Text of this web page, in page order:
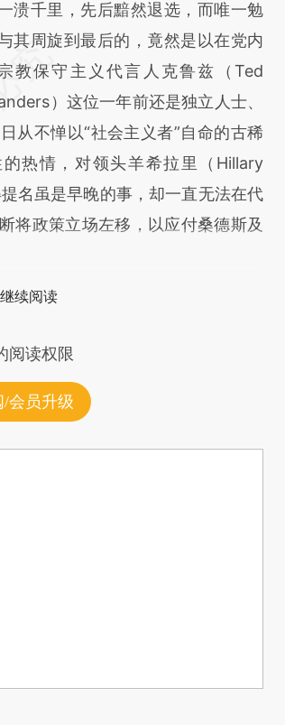
溃千里，先后黯然退选，而唯一勉
其周旋到最后的，竟然是以在党内
教保守主义代言人克鲁兹（Ted
）这位一年前还是独立人士、
从不惮以“社会主义者”自命的古稀
热情，对领头羊希拉里（Hillary
名虽是早晚的事，却一直无法在代
将政策立场左移，以应付桑德斯及
续阅读
阅读权限
/会员升级